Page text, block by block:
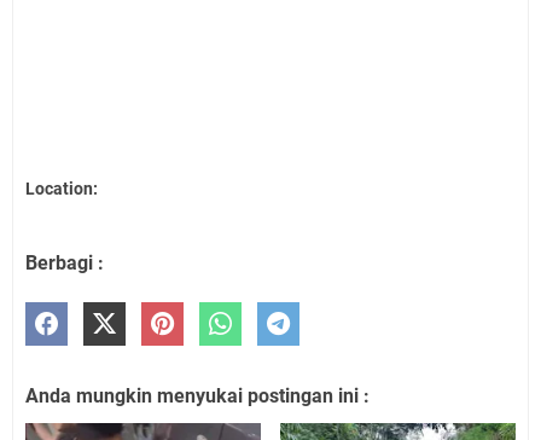
Location:
Berbagi :
Anda mungkin menyukai postingan ini :